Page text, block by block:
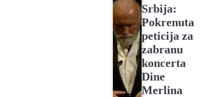
Srbija:
Pokrenuta
peticija za
zabranu
koncerta
Dine
Merlina